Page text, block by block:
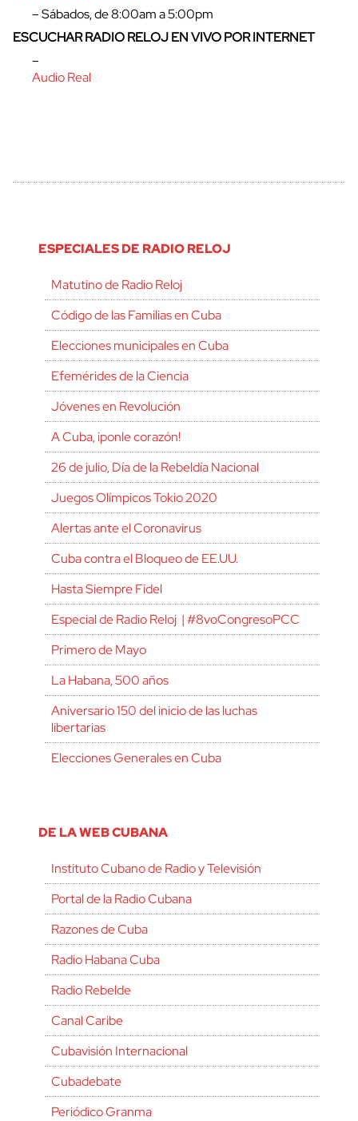
– Sábados, de 8:00am a 5:00pm
ESCUCHAR RADIO RELOJ EN VIVO POR INTERNET
–
Audio Real
ESPECIALES DE RADIO RELOJ
Matutino de Radio Reloj
Código de las Familias en Cuba
Elecciones municipales en Cuba
Efemérides de la Ciencia
Jóvenes en Revolución
A Cuba, ¡ponle corazón!
26 de julio, Día de la Rebeldía Nacional
Juegos Olímpicos Tokio 2020
Alertas ante el Coronavirus
Cuba contra el Bloqueo de EE.UU.
Hasta Siempre Fidel
Especial de Radio Reloj | #8voCongresoPCC
Primero de Mayo
La Habana, 500 años
Aniversario 150 del inicio de las luchas
libertarias
Elecciones Generales en Cuba
DE LA WEB CUBANA
Instituto Cubano de Radio y Televisión
Portal de la Radio Cubana
Razones de Cuba
Radio Habana Cuba
Radio Rebelde
Canal Caribe
Cubavisión Internacional
Cubadebate
Periódico Granma